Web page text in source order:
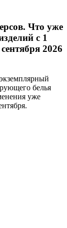
Что уже
с 1
2026
белья
уже